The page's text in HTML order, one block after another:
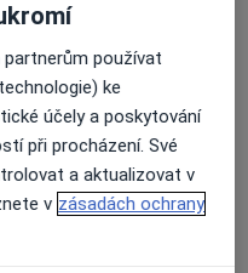
pro nás důležité.
zaplatit za
recenze pacienta.
o názorech
používat
ke
účely a poskytování
při procházení. Své
a aktualizovat v
v zásadách ochrany